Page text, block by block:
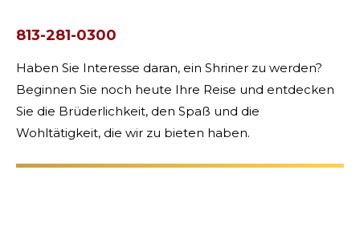
Kontaktieren Sie uns
UNSERE PHILANTHROPIE
813-281-0300
Haben Sie Interesse daran, ein Shriner zu werden?
Beginnen Sie noch heute Ihre Reise und entdecken
Sie die Brüderlichkeit, den Spaß und die
Wohltätigkeit, die wir zu bieten haben.